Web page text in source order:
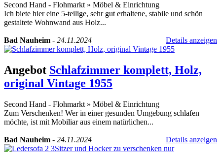
Second Hand - Flohmarkt » Möbel & Einrichtung
Ich biete hier eine 5-teilige, sehr gut erhaltene, stabile und schön
gestaltete Wohnwand aus Holz...
Bad Nauheim - 24.11.2024 Details anzeigen
Angebot Schlafzimmer komplett, Holz,
original Vintage 1955
Second Hand - Flohmarkt » Möbel & Einrichtung
Zum Verschenken! Wer in einer gesunden Umgebung schlafen
möchte, ist mit Mobiliar aus einem natürlichen...
Bad Nauheim - 24.11.2024 Details anzeigen